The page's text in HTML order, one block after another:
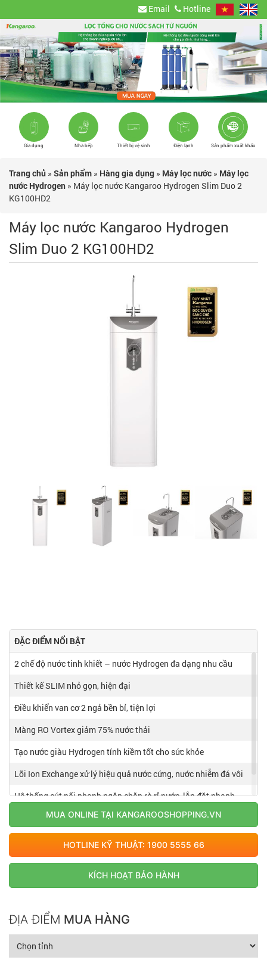
Email Hotline
Gia dụng Nhà bếp Thiết bị vệ sinh Điện lạnh Sản phẩm xuất khẩu
Trang chủ » Sản phẩm » Hàng gia dụng » Máy lọc nước » Máy lọc
nước Hydrogen » Máy lọc nước Kangaroo Hydrogen Slim Duo 2
KG100HD2
Máy lọc nước Kangaroo Hydrogen
Slim Duo 2 KG100HD2
ĐẶC ĐIỂM NỔI BẬT
2 chế độ nước tinh khiết – nước Hydrogen đa dạng nhu cầu
Thiết kế SLIM nhỏ gọn, hiện đại
Điều khiển van cơ 2 ngả bền bỉ, tiện lợi
Màng RO Vortex giảm 75% nước thải
Tạo nước giàu Hydrogen tính kiềm tốt cho sức khỏe
Lõi Ion Exchange xử lý hiệu quả nước cứng, nước nhiễm đá vôi
Hệ thống cút nối nhanh ngăn chặn rò rỉ nước, lắp đặt nhanh
MUA ONLINE TẠI KANGAROOSHOPPING.VN
HOTLINE KỸ THUẬT: 1900 5555 66
KÍCH HOẠT BẢO HÀNH
ĐỊA ĐIỂM MUA HÀNG